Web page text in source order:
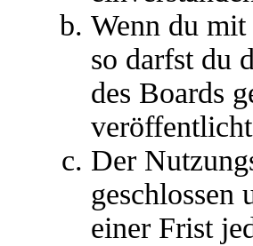
Wenn du mit
so darfst du
des Boards
Der
geschlossen
einer Frist